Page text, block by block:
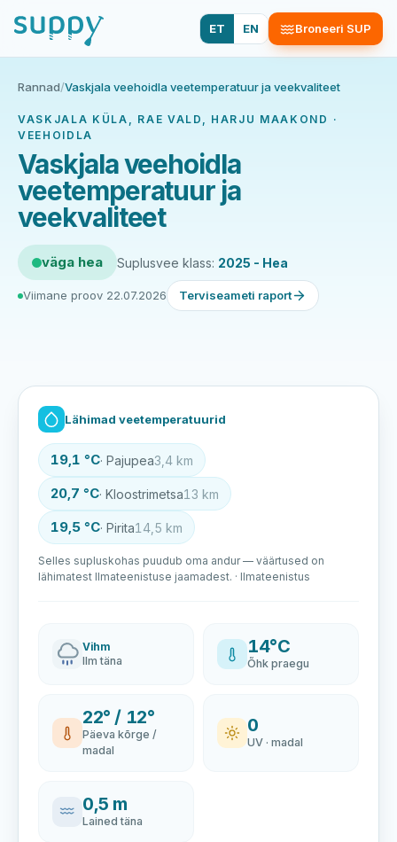
ET EN Broneeri SUP
Rannad/Vaskjala veehoidla veetemperatuur ja veekvaliteet
VASKJALA KÜLA, RAE VALD, HARJU MAAKOND ·
VEEHOIDLA
Vaskjala veehoidla
veetemperatuur ja
veekvaliteet
väga hea Suplusvee klass: 2025 - Hea
Viimane proov 22.07.2026 Terviseameti raport
Lähimad veetemperatuurid
19,1 °C· Pajupea3,4 km
20,7 °C· Kloostrimetsa13 km
19,5 °C· Pirita14,5 km
Selles supluskohas puudub oma andur — väärtused on
lähimatest Ilmateenistuse jaamadest. · Ilmateenistus
Vihm
Ilm täna
14°C
Õhk praegu
22° / 12°
Päeva kõrge /
madal
0
UV · madal
0,5 m
Lained täna